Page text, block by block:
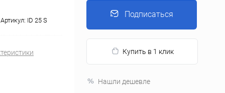
Артикул: ID 25 S
Подписаться
Купить в 1 клик
Нашли дешевле